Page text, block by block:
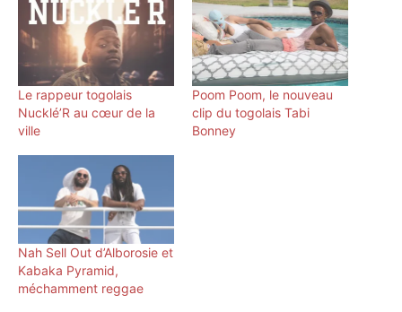
Le rappeur togolais
Nucklé’R au cœur de la
ville
Poom Poom, le nouveau
clip du togolais Tabi
Bonney
Nah Sell Out d’Alborosie et
Kabaka Pyramid,
méchamment reggae